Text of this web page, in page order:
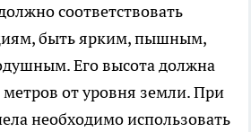
соответствовать
быть ярким, пышным,
Его высота должна
от уровня земли. При
необходимо использовать